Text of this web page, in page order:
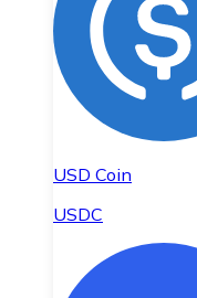
USD Coin
USDC